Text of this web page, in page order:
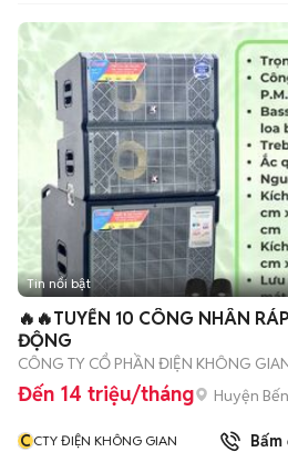
Tin nổi bật
🔥🔥TUYỂN 10 CÔNG NHÂN
ĐỘNG
CÔNG TY CỔ PHẦN ĐIỆN KHÔNG
Đến 14 triệu/tháng Huyện
C CTY ĐIỆN KHÔNG GIAN